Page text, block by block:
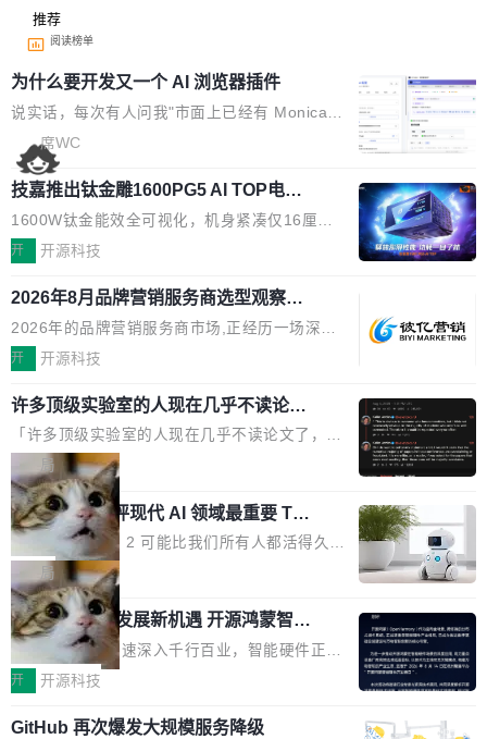
推荐
阅读榜单
为什么要开发又一个 AI 浏览器插件
说实话，每次有人问我"市面上已经有 Monica、
Sider、Copilot for Chrome 这些 AI 浏览器插件
了，你为什么还要再做一个"，我都觉得这个问题
问得好。 因为我自己也是从用户变成开发者的。
现有产品的天花板 我用过不少 AI 浏览器插件。
刚开始觉得都挺好——选中一段文字，弹出解
要。但用久了你会发现，它们本质上都是同一类
东西：一个带网页上下文的聊天框。 它们能读取
页面的文本，然后把文本丢给大模型，再返回一
段回答。仅此而已。 这当然有用，但总觉得差点
意思。比如我在一个后台管理系统里，需要填50
个表单字段，每个字段还有联动逻辑；比如我
想...
席WC
技嘉推出钛金雕1600PG5 AI TOP电
源：为发烧级主机与本地AI算力打造旗
舰供电方案
1600W钛金能效全可视化，机身紧凑仅16厘米
继2026台北电脑展首度亮相后，技嘉科技近日正
电源专为发烧级DIY主机与本地AI算力平台打
造，整机长度仅16厘米，提供1600W额定功率
与80PLUS钛金能效；支持ATX 3.1与PCIe 5.1
规范，结合服务器级元件、完善供电线材与内置
实时LCD监控屏，可充分满足当下高阶PC主机
的严苛使用需求。 澎湃功率，紧凑机身 钛金雕1
600PG5 AI TOP具备强悍输出功率，同时实现
机身尺寸大幅精简。整机长度仅16厘米，属于同
功率段机身尺寸十分紧凑的1600W电源产品。小
巧机身有效提升市面主流标准A...
开 开源科技
2026年8月品牌营销服务商选型观察：
从流量思维到品牌资产思维的范式转移
2026年的品牌营销服务商市场,正经历一场深刻
的价值重构。全球全案品牌代理机构市场从2025
复合增长率达5.44%,预计2032年将突破120亿美
元。数字广告与公共关系相关服务市场更是从20
25年的8463亿美元扩张至2026年的8763亿美
元。数字的背后是一个清晰的事实——品牌对专
业化营销服务的需求从未如此迫切。 但市场扩容
的同时,服务商的竞争逻辑正在改变。2026年Top
Agency年度合辑的观察指出,“产品”这个离消费
者最近的载体,在整个品牌营销层面的权重显著变
高了。全域营销服务商的竞争正在从规模转向深
度,案例厚度、全域覆盖、多线协同...
开 开源科技
许多顶级实验室的人现在几乎不读论文
了
「许多顶级实验室的人现在几乎不读论文了，而
且他们认为 ICLR/ICML/NeurIPS 充斥着大量过
度宣传和欺诈。」 OpenAI 研究员 Keller Jorda
n 这条推文引发了广泛讨论。他不是在说风凉
话，他是说出了一个圈内人尽皆知但很少公开捅
破的事实。 Jordan 随后补充了一句软化声明：
「我不认为这些会议上大部分论文都在过度宣传
或造假。问题是，作为读者，如果你筛选出那些
看起来最令人兴奋的论文，那它们大部分都是过
度宣传的。」 这才是真正的痛点。不是所有论文
都有问题，是最吸引眼球的那批论文最有问题。
他引用的帖子来自 Mathew Shen，一位 ICLR 2
局
xAI 前工程师评现代 AI 领域最重要 Top
3 开源项目
Flash Attention 2 可能比我们所有人都活得久。
这句话不是来自某个技术博客，而是出自 Hieu
Pham 的一条推文。Hieu Pham 是谁？他是 xAI
的早期工程师之一，在 Grok 训练基础设施团队
工作过。近日他在 X 上发了一条帖子，列出了他
认为现代 AI 领域最重要的三个开源项目。 第一
理由很具体。FA 系列不需要解释，但 FA2 是他
局
共商智能硬件发展新机遇 开源鸿蒙智能
硬件开发者日杭州站即将举行
随着万物智联加速深入千行百业，智能硬件正从
单点设备迈向智能化、网联化、协同化发展。作
鸿蒙通过统一技术底座和分布式能力，为不同类
开 开源科技
GitHub 再次爆发大规模服务降级